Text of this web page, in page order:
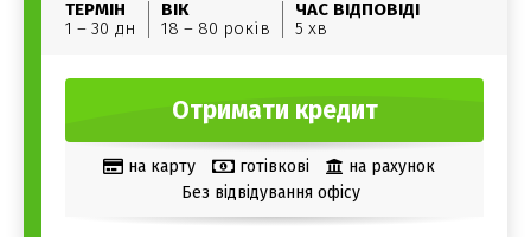
ТЕРМІН
1 – 30 дн
ВІК
18 – 80 років
ЧАС ВІДПОВІДІ
5 хв
Отримати кредит
на карту готівкові
на рахунок
Без відвідування офісу